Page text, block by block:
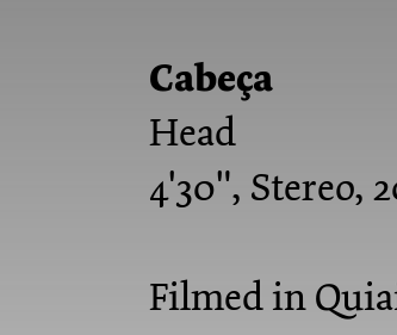
Cabeça
Head
4'30", Stereo,
Filmed in